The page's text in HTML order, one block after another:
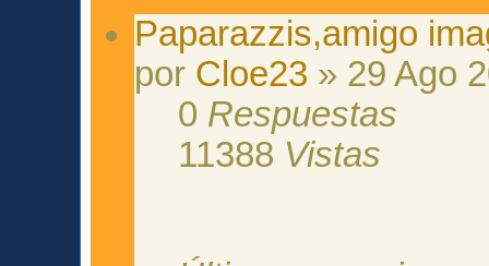
Paparazzis,amigo
por Cloe23 » 29 Ago
0 Respuestas
11388 Vistas